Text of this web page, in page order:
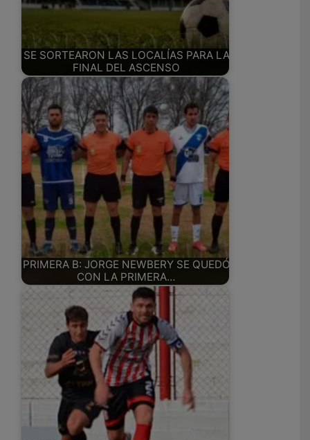
SE SORTEARON LAS LOCALÍAS PARA LA
FINAL DEL ASCENSO
PRIMERA B: JORGE NEWBERY SE QUEDÓ
CON LA PRIMERA…